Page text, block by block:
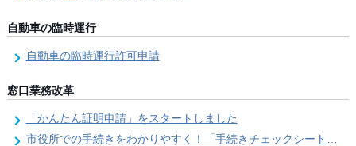
自動車の臨時運行
自動車の臨時運行許可申請
窓口業務改革
「かんたん証明申請」をスタートしました
市役所での手続きをわかりやすく！「手続きチェックシート」を導入しました